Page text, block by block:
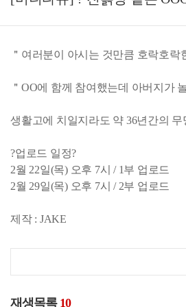
＂여러분이 아시는 것만큼 호락호락
＂OO에 함께 참여했는데 아버지가
생활고에 치일지라도 약 36년간의
?업로드 일정?
2월 22일(목) 오후 7시 / 1부 업로드
2월 29일(목) 오후 7시 / 2부 업로드
제작 : JAKE
재생목록 10